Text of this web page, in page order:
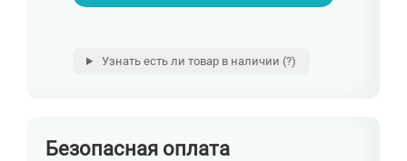
Узнать есть ли товар в наличии (?)
Безопасная оплата